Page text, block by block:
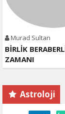
Murad Sultan
BİRLİK
ZAMANI
Astroloji